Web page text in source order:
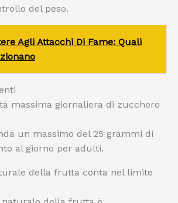
del peso.
Agli Attacchi Di Fame: Quali
massima giornaliera di zucchero
un massimo del 25 grammi di
al giorno per adulti.
della frutta conta nel limite